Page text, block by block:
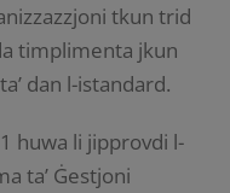
tkun trid
timplimenta jkun
dan l-istandard.
huwa li jipprovdi l-
ta’ Ġestjoni